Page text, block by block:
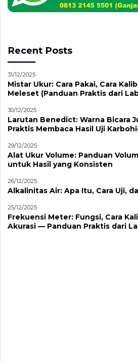
Recent Posts
31/12/2025
Mistar Ukur: Cara Pakai, Cara
Meleset (Panduan Praktis dari
30/12/2025
Larutan Benedict: Warna Bicara
Praktis Membaca Hasil Uji
29/12/2025
Alat Ukur Volume: Panduan
untuk Hasil yang Konsisten
26/12/2025
Alkalinitas Air: Apa Itu, Cara Uji,
25/12/2025
Frekuensi Meter: Fungsi, Cara
Akurasi — Panduan Praktis dari